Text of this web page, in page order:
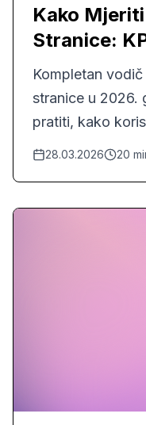
Kako
Stranice:
Kompletan
stranice u 2026.
pratiti, kako
kako pretvoriti
28.03.2026 20